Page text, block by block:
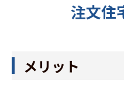
注文住
メリット